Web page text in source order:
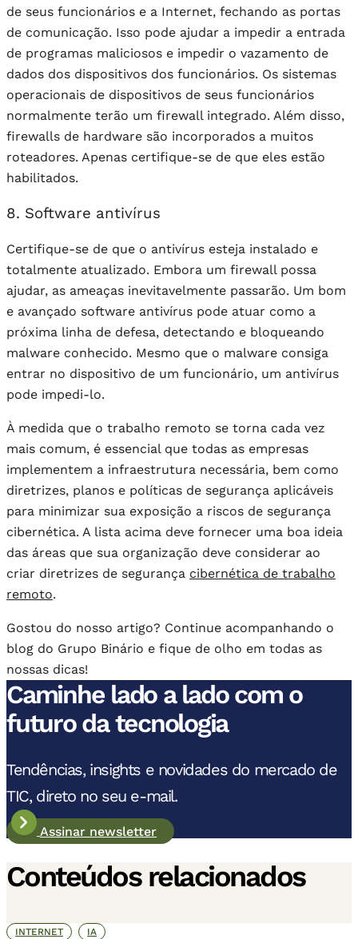
de seus funcionários e a Internet, fechando as portas
de comunicação. Isso pode ajudar a impedir a entrada
de programas maliciosos e impedir o vazamento de
dados dos dispositivos dos funcionários. Os sistemas
operacionais de dispositivos de seus funcionários
normalmente terão um firewall integrado. Além disso,
firewalls de hardware são incorporados a muitos
roteadores. Apenas certifique-se de que eles estão
habilitados.
8. Software antivírus
Certifique-se de que o antivírus esteja instalado e
totalmente atualizado. Embora um firewall possa
ajudar, as ameaças inevitavelmente passarão. Um bom
e avançado software antivírus pode atuar como a
próxima linha de defesa, detectando e bloqueando
malware conhecido. Mesmo que o malware consiga
entrar no dispositivo de um funcionário, um antivírus
pode impedi-lo.
À medida que o trabalho remoto se torna cada vez
mais comum, é essencial que todas as empresas
implementem a infraestrutura necessária, bem como
diretrizes, planos e políticas de segurança aplicáveis ​​
para minimizar sua exposição a riscos de segurança
cibernética. A lista acima deve fornecer uma boa ideia
das áreas que sua organização deve considerar ao
criar diretrizes de segurança cibernética de trabalho
remoto.
Gostou do nosso artigo? Continue acompanhando o
blog do Grupo Binário e fique de olho em todas as
nossas dicas!
Caminhe lado a lado com o
futuro da tecnologia
Tendências, insights e novidades do mercado de
TIC, direto no seu e-mail.
Assinar newsletter
Conteúdos relacionados
INTERNET IA